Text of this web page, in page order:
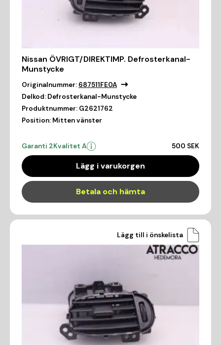
Nissan ÖVRIGT/DIREKTIMP. Defrosterkanal-
Munstycke
Originalnummer: 687511FE0A
Delkod: Defrosterkanal-Munstycke
Produktnummer: G2621762
Position: Mitten vänster
Garanti 2Kvalitet A 500 SEK
Lägg i varukorgen
Betala och hämta
Lägg till i önskelista